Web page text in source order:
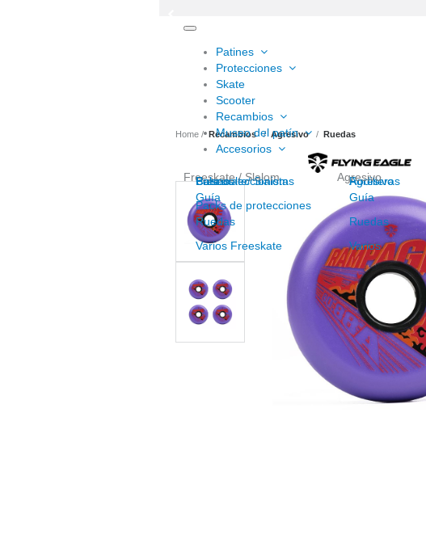
navigation
Patines
Freeskate/ Slalom Agresivo
Protecciones
Cascos Rodilleras
Packs de protecciones
Skate
Scooter
Recambios
Freeskate / Slalom
Guía
Ruedas
Varios Freeskate
Agresivo
Guía
Ruedas
Varios
Museo del patín
Para coleccionistas
Accesorios
Bolsas
Home Recambios Agresivo Ruedas